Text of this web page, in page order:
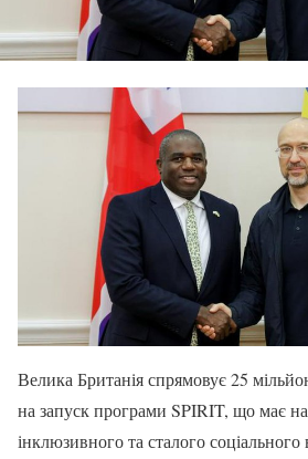
Велика Британія спрямовує 25
на запуск програми SPIRIT, що має
інклюзивного та сталого соціального